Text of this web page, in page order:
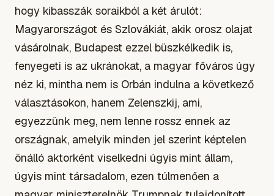
hogy kibasszák soraikból a két árulót:
Magyarországot és Szlovákiát, akik orosz olajat
vásárolnak, Budapest ezzel büszkélkedik is,
fenyegeti is az ukránokat, a magyar főváros úgy
néz ki, mintha nem is Orbán indulna a következő
választásokon, hanem Zelenszkij, ami,
egyezzünk meg, nem lenne rossz ennek az
országnak, amelyik minden jel szerint képtelen
önálló aktorként viselkedni úgyis mint állam,
úgyis mint társadalom, ezen túlmenően a